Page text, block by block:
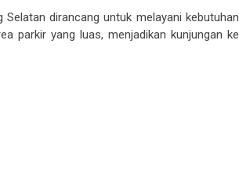
dirancang untuk melayani kebutuhan
parkir yang luas, menjadikan kunjungan ke